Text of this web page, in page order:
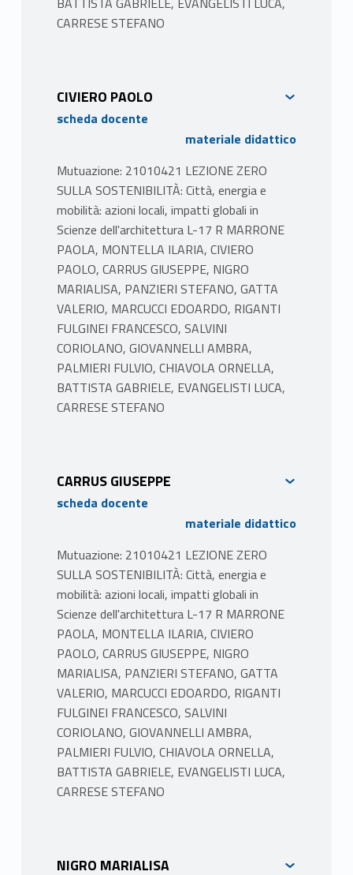
psicologia ambientale orientati al
minimizzazione dei rischi di blackout; gli
algoritmi di ottimizzazione basati su
tecniche evolutive per l’ottimizzazione del
funzione di richieste previsionali (active
demand).
Soluzioni innovative per l’energia
Il modulo affronterà il tema dell’efficienza
energetica nel settore edilizio e gli strumenti
per la diagnosi energetica; il fenomeno isola
di calore urbano; le soluzioni impiantistiche
sostenibili; i combustibili per la Carbon
Neutrality e le tecnologie energetiche
sostenibili.
TESTI ADOTTATI
Studies series. Edward Elgar, USA.
• Marcucci E., Gatta V., Le Pira M. (2023).
Handbook on City Logistics and Urban
1,2,3,7,11,15,19,23).
• Marrone, P., Montella, I. (2023), “Territorial
Energy Potential for Energy Community and
climate mitigation actions: experimentation
on pilot cases in Rome”, In E.C. Eugenio
Arbizzani (a cura di), Technological
Imagination in the Green and Digital
Transition (pp. 505-522). Springer
[10.1007/978-3-031-29515-7].
• Marrone, P., Fiume, F., Laudani, A.,
Montella, I., Palermo, M., Fulginei, F.R. (2023).
“Distributed Energy Systems: Constraints
and Opportunities in Urban Environments.”
CARRESE STEFANO
CIVIERO PAOLO
scheda docente
materiale didattico
Mutuazione: 21010421 LEZIONE ZERO
SULLA SOSTENIBILITÀ: Città, energia e
mobilità: azioni locali, impatti globali in
Scienze dell'architettura L-17 R MARRONE
PAOLA, MONTELLA ILARIA, CIVIERO
PAOLO, CARRUS GIUSEPPE, NIGRO
MARIALISA, PANZIERI STEFANO, GATTA
VALERIO, MARCUCCI EDOARDO, RIGANTI
FULGINEI FRANCESCO, SALVINI
CORIOLANO, GIOVANNELLI AMBRA,
PALMIERI FULVIO, CHIAVOLA ORNELLA,
BATTISTA GABRIELE, EVANGELISTI LUCA,
CARRESE STEFANO
CARRUS GIUSEPPE
scheda docente
materiale didattico
Mutuazione: 21010421 LEZIONE ZERO
SULLA SOSTENIBILITÀ: Città, energia e
mobilità: azioni locali, impatti globali in
Scienze dell'architettura L-17 R MARRONE
PAOLA, MONTELLA ILARIA, CIVIERO
PAOLO, CARRUS GIUSEPPE, NIGRO
MARIALISA, PANZIERI STEFANO, GATTA
VALERIO, MARCUCCI EDOARDO, RIGANTI
FULGINEI FRANCESCO, SALVINI
CORIOLANO, GIOVANNELLI AMBRA,
PALMIERI FULVIO, CHIAVOLA ORNELLA,
BATTISTA GABRIELE, EVANGELISTI LUCA,
CARRESE STEFANO
NIGRO MARIALISA